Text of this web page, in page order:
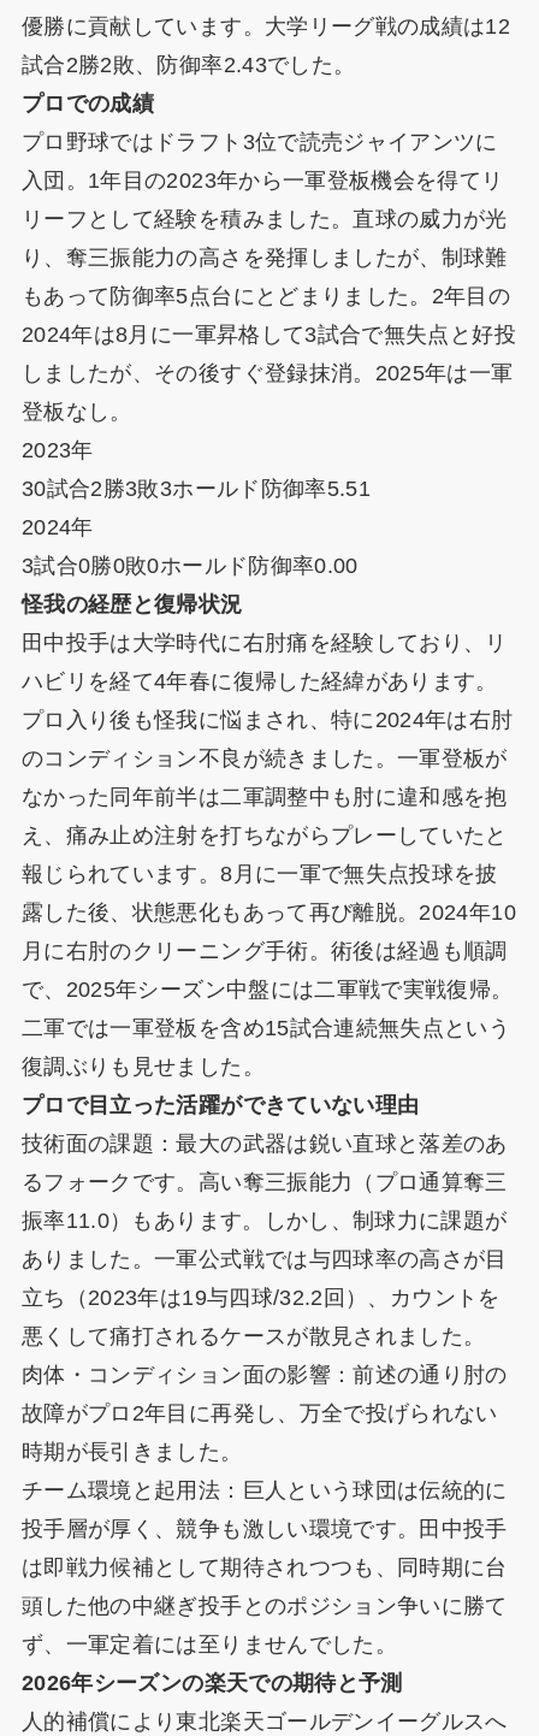
優勝に貢献しています。大学リーグ戦の成績は12
試合2勝2敗、防御率2.43でした。
プロでの成績
プロ野球ではドラフト3位で読売ジャイアンツに
入団。1年目の2023年から一軍登板機会を得てリ
リーフとして経験を積みました。直球の威力が光
り、奪三振能力の高さを発揮しましたが、制球難
もあって防御率5点台にとどまりました。2年目の
2024年は8月に一軍昇格して3試合で無失点と好投
しましたが、その後すぐ登録抹消。2025年は一軍
登板なし。
2023年
30試合2勝3敗3ホールド防御率5.51
2024年
3試合0勝0敗0ホールド防御率0.00
怪我の経歴と復帰状況
田中投手は大学時代に右肘痛を経験しており、リ
ハビリを経て4年春に復帰した経緯があります。
プロ入り後も怪我に悩まされ、特に2024年は右肘
のコンディション不良が続きました。一軍登板が
なかった同年前半は二軍調整中も肘に違和感を抱
え、痛み止め注射を打ちながらプレーしていたと
報じられています。8月に一軍で無失点投球を披
露した後、状態悪化もあって再び離脱。2024年10
月に右肘のクリーニング手術。術後は経過も順調
で、2025年シーズン中盤には二軍戦で実戦復帰。
二軍では一軍登板を含め15試合連続無失点という
復調ぶりも見せました。
プロで目立った活躍ができていない理由
技術面の課題：最大の武器は鋭い直球と落差のあ
るフォークです。高い奪三振能力（プロ通算奪三
振率11.0）もあります。しかし、制球力に課題が
ありました。一軍公式戦では与四球率の高さが目
立ち（2023年は19与四球/32.2回）、カウントを
悪くして痛打されるケースが散見されました。
肉体・コンディション面の影響：前述の通り肘の
故障がプロ2年目に再発し、万全で投げられない
時期が長引きました。
チーム環境と起用法：巨人という球団は伝統的に
投手層が厚く、競争も激しい環境です。田中投手
は即戦力候補として期待されつつも、同時期に台
頭した他の中継ぎ投手とのポジション争いに勝て
ず、一軍定着には至りませんでした。
2026年シーズンの楽天での期待と予測
人的補償により東北楽天ゴールデンイーグルスへ